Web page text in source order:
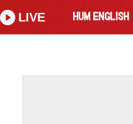
HUM ENGLISH
LIVE